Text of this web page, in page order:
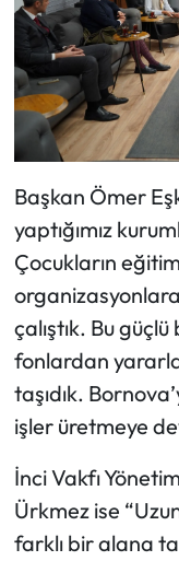
Başkan Ömer
yaptığımız
Çocukların
çalıştık. Bu
fonlardan
taşıdık.
işler üretmeye
İnci Vakfı
Ürkmez ise
farklı bir alana